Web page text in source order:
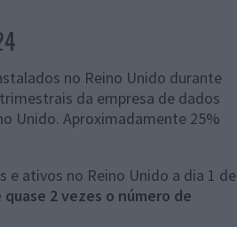
no Reino Unido durante
da empresa de dados
Unido. Aproximadamente 25%
e ativos no Reino Unido a dia 1 de
quase 2 vezes o número de